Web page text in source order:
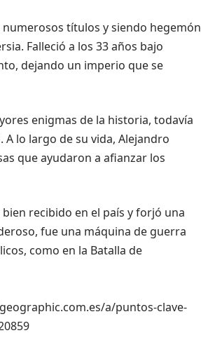
títulos y siendo hegemón
Falleció a los 33 años bajo
dejando un imperio que se
enigmas de la historia, todavía
lo largo de su vida, Alejandro
que ayudaron a afianzar los
recibido en el país y forjó una
fue una máquina de guerra
como en la Batalla de
a/puntos-clave-